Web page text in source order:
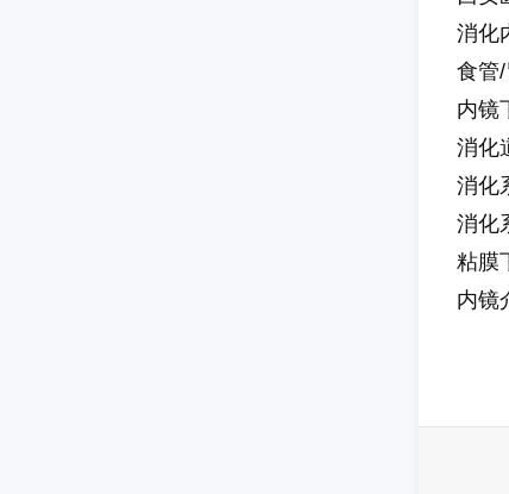
消化
食管
内镜
消化
消化
消化
粘膜
内镜